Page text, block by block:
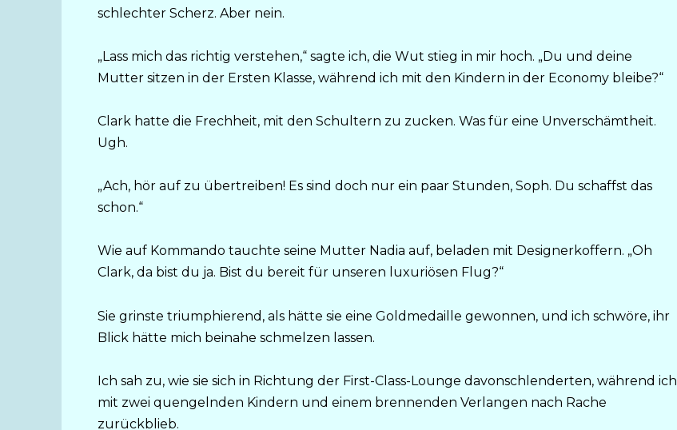
schlechter Scherz. Aber nein.
„Lass mich das richtig verstehen,“ sagte ich, die Wut stieg in mir hoch. „Du und deine
Mutter sitzen in der Ersten Klasse, während ich mit den Kindern in der Economy bleibe?“
Clark hatte die Frechheit, mit den Schultern zu zucken. Was für eine Unverschämtheit.
Ugh.
„Ach, hör auf zu übertreiben! Es sind doch nur ein paar Stunden, Soph. Du schaffst das
schon.“
Wie auf Kommando tauchte seine Mutter Nadia auf, beladen mit Designerkoffern. „Oh
Clark, da bist du ja. Bist du bereit für unseren luxuriösen Flug?“
Sie grinste triumphierend, als hätte sie eine Goldmedaille gewonnen, und ich schwöre, ihr
Blick hätte mich beinahe schmelzen lassen.
Ich sah zu, wie sie sich in Richtung der First-Class-Lounge davonschlenderten, während ich
mit zwei quengelnden Kindern und einem brennenden Verlangen nach Rache
zurückblieb.